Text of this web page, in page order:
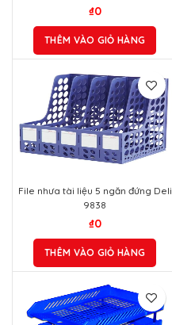
₫0
THÊM VÀO GIỎ HÀNG
File nhưa tài liệu 5 ngăn đứng Deli
9838
₫0
THÊM VÀO GIỎ HÀNG